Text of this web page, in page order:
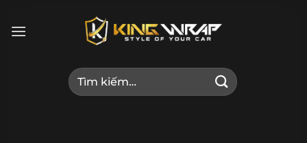
qua
Tìm
kiếm: